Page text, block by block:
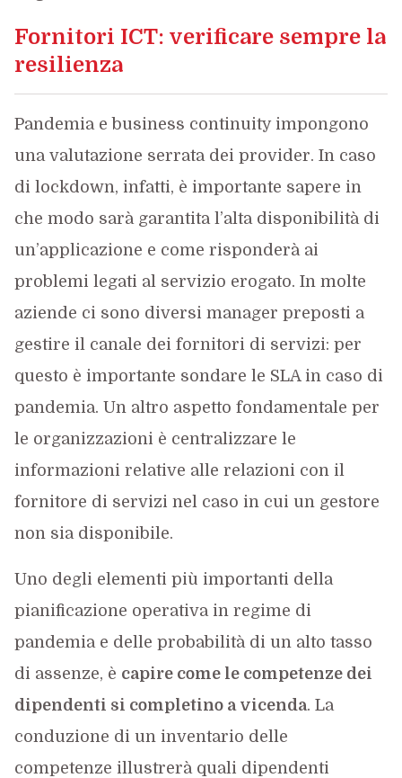
Fornitori ICT: verificare sempre la
resilienza
Pandemia e business continuity impongono
una valutazione serrata dei provider. In caso
di lockdown, infatti, è importante sapere in
che modo sarà garantita l’alta disponibilità di
un’applicazione e come risponderà ai
problemi legati al servizio erogato. In molte
aziende ci sono diversi manager preposti a
gestire il canale dei fornitori di servizi: per
questo è importante sondare le SLA in caso di
pandemia. Un altro aspetto fondamentale per
le organizzazioni è centralizzare le
informazioni relative alle relazioni con il
fornitore di servizi nel caso in cui un gestore
non sia disponibile.
Uno degli elementi più importanti della
pianificazione operativa in regime di
pandemia e delle probabilità di un alto tasso
di assenze, è capire come le competenze dei
dipendenti si completino a vicenda. La
conduzione di un inventario delle
competenze illustrerà quali dipendenti